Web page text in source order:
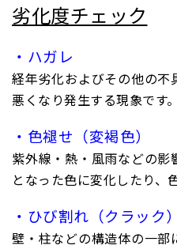
劣化度チェック
・ハガレ
経年劣化およびその他の不
悪くなり発生する現象です。
・色褪せ（変褐色）
紫外線・熱・風雨などの
となった色に変化したり、
・ひび割れ（クラック）
壁・柱などの構造体の一部